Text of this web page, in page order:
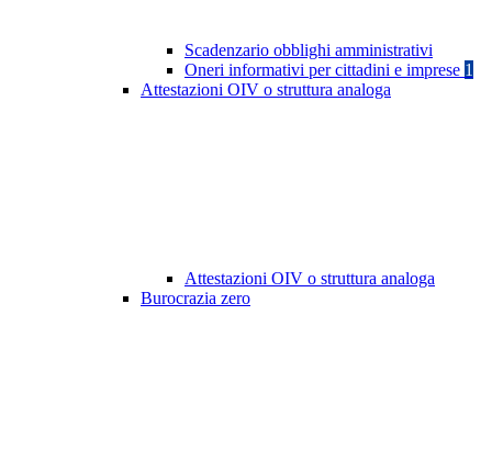
Scadenzario obblighi amministrativi
Oneri informativi per cittadini e imprese 1
Attestazioni OIV o struttura analoga
Attestazioni OIV o struttura analoga
Burocrazia zero